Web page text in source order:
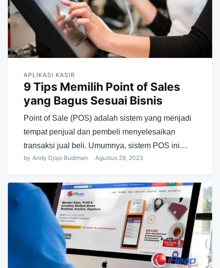
APLIKASI KASIR
9 Tips Memilih Point of Sales
yang Bagus Sesuai Bisnis
Point of Sale (POS) adalah sistem yang menjadi
tempat penjual dan pembeli menyelesaikan
transaksi jual beli. Umumnya, sistem POS ini…
by Andy Djojo Budiman Agustus 29, 2023